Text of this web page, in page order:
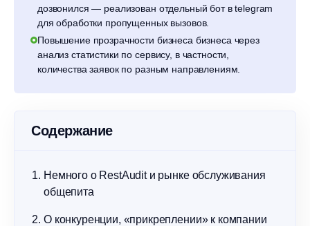
дозвонился — реализован отдельный бот в telegram
для обработки пропущенных вызовов.
Повышение прозрачности бизнеса бизнеса через
анализ статистики по сервису, в частности,
количества заявок по разным направлениям.
Содержание
Немного о RestAudit и рынке обслуживания
общепита
О конкуренции, «прикреплении» к компании